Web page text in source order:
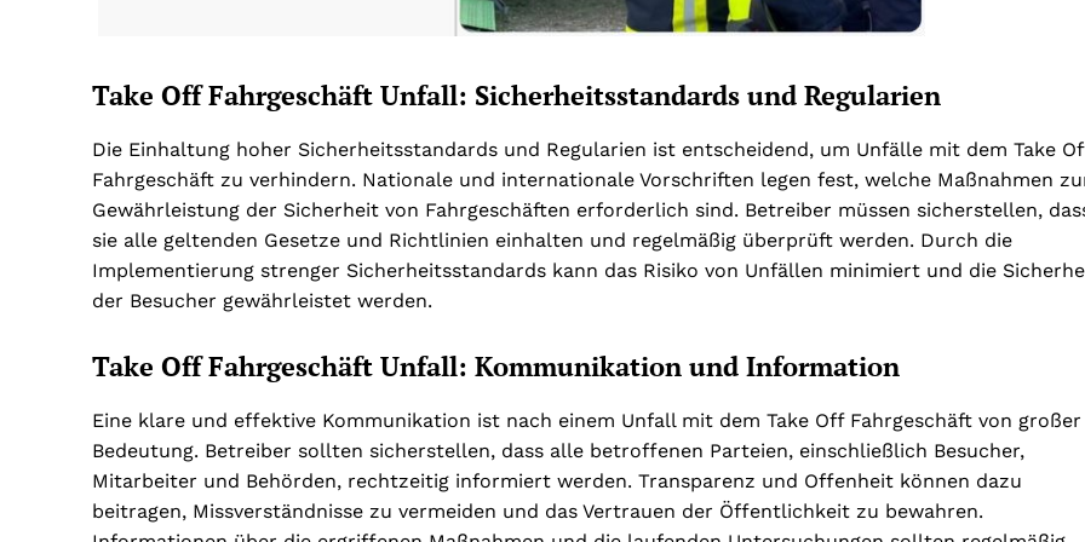
Take Off Fahrgeschäft Unfall: Sicherheitsstandards und Regularien
Die Einhaltung hoher Sicherheitsstandards und Regularien ist entscheidend, um Unfälle mit dem Take
Fahrgeschäft zu verhindern. Nationale und internationale Vorschriften legen fest, welche Maßnahmen
Gewährleistung der Sicherheit von Fahrgeschäften erforderlich sind. Betreiber müssen sicherstellen,
sie alle geltenden Gesetze und Richtlinien einhalten und regelmäßig überprüft werden. Durch die
Implementierung strenger Sicherheitsstandards kann das Risiko von Unfällen minimiert und die
der Besucher gewährleistet werden.
Take Off Fahrgeschäft Unfall: Kommunikation und Information
Eine klare und effektive Kommunikation ist nach einem Unfall mit dem Take Off Fahrgeschäft von großer
Bedeutung. Betreiber sollten sicherstellen, dass alle betroffenen Parteien, einschließlich Besucher,
Mitarbeiter und Behörden, rechtzeitig informiert werden. Transparenz und Offenheit können dazu
beitragen, Missverständnisse zu vermeiden und das Vertrauen der Öffentlichkeit zu bewahren.